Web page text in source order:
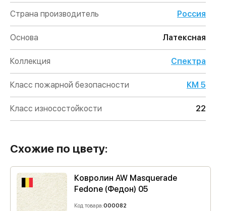
Страна производитель Россия
Основа Латексная
Коллекция Спектра
Класс пожарной безопасности КМ 5
Класс износостойкости 22
Схожие по цвету:
Ковролин AW Masquerade
Fedone (Федон) 05
Код товара:000082